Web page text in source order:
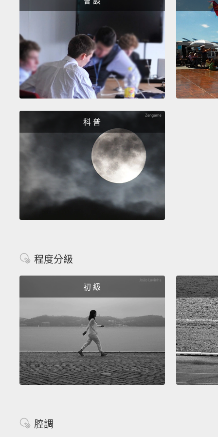
科 普
程度分級
初 級
腔調